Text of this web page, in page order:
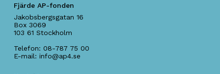
Fjärde AP-fonden
Jakobsbergsgatan 16
Box 3069
103 61 Stockholm
Telefon: 08-787 75 00
E-mail: info@ap4.se